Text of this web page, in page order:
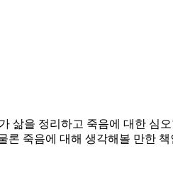
삶을 정리하고 죽음에 대한 심
죽음에 대해 생각해볼 만한